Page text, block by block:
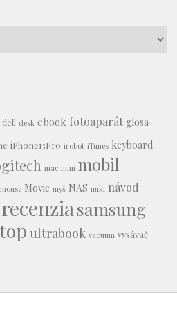
dell desk ebook fotoaparát glosa
iPhone13Pro irobot iTunes keyboard
mac mini mobil
mouse Movie myš NAS nuki návod
recenziasamsung
top ultrabook vacuum vysávač